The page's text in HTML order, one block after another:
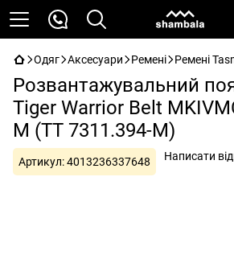
Одяг Аксесуари Ремені Ремені
Розвантажувальний
Tiger Warrior Belt
M (TT 7311.394-M)
Артикул:4013236337648 Написати